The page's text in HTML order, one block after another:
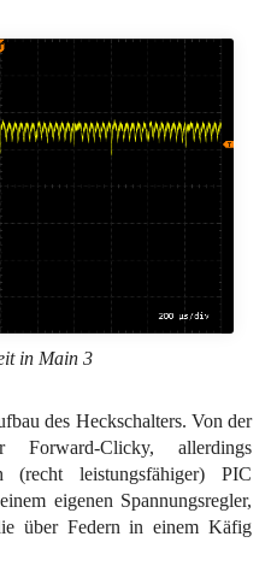
in Main 3
des Heckschalters. Von der
Clicky, allerdings
(recht leistungsfähiger) PIC
eigenen Spannungsregler,
über Federn in einem Käfig